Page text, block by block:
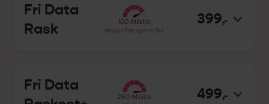
Fri Data
Rask
100 Mbit/s
Høyere fart og mer flyt
399,-
Fri Data
250 Mbit/s 499,-